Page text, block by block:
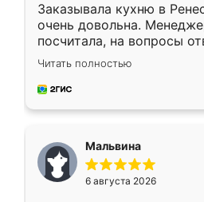
Заказывала кухню в
очень довольна.
посчитала, на вопросы
Замерщик приехал в
делу со всей
за день, ребята работали
Читать полностью
Мальвина
6 августа 2026